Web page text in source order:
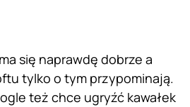
się naprawdę dobrze a
tylko o tym przypominają.
też chce ugryźć kawałek